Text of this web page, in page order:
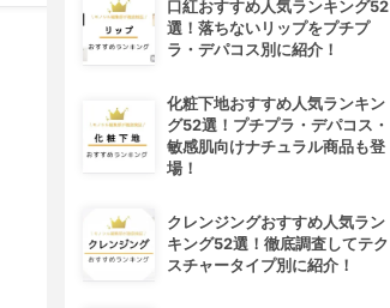
口紅おすすめ人気ランキング52
選！落ちないリップをプチプ
ラ・デパコス別に紹介！
化粧下地おすすめ人気ランキン
グ52選！プチプラ・デパコス・
敏感肌向けナチュラル商品も登
場！
クレンジングおすすめ人気ラン
キング52選！徹底調査してテク
スチャータイプ別に紹介！